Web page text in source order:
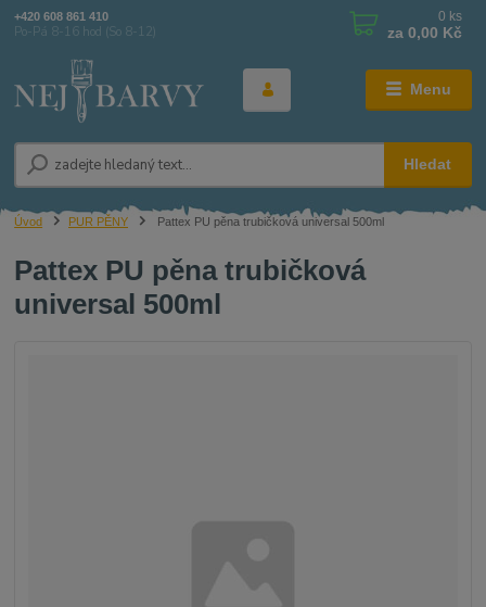
Menu
Hledat
+420 608 861 410
Po-Pá 8-16 hod (So 8-12)
0 ks
za 0,00 Kč
Úvod PUR PĚNY Pattex PU pěna trubičková universal 500ml
Pattex PU pěna trubičková
universal 500ml